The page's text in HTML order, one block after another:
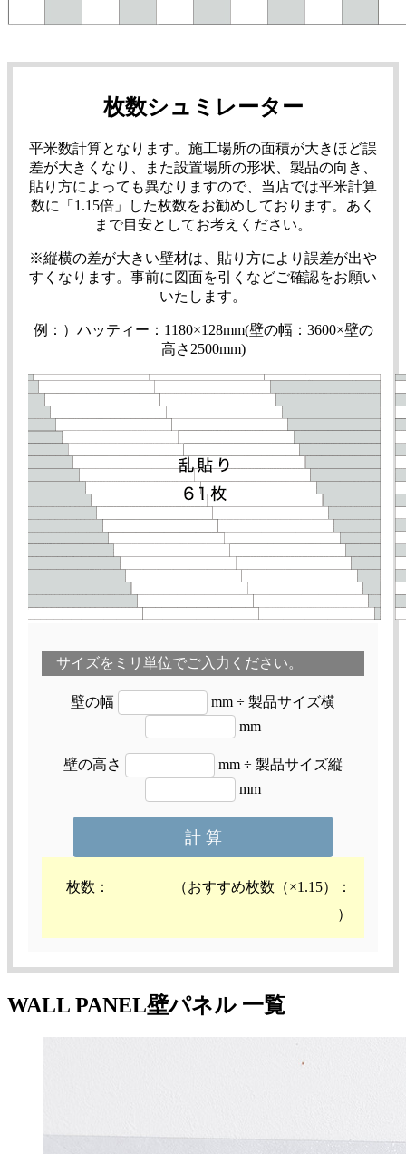
枚数シュミレーター
平米数計算となります。施工場所の面積が大きほど誤
差が大きくなり、また設置場所の形状、製品の向き、
貼り方によっても異なりますので、当店では平米計算
数に「1.15倍」した枚数をお勧めしております。あく
まで目安としてお考えください。
※縦横の差が大きい壁材は、貼り方により誤差が出や
すくなります。事前に図面を引くなどご確認をお願い
いたします。
例：）ハッティー：1180×128mm(壁の幅：3600×壁の
高さ2500mm)
サイズをミリ単位でご入力ください。
壁の幅
mm ÷ 製品サイズ横
mm
壁の高さ
mm ÷ 製品サイズ縦
mm
枚数：
（おすすめ枚数（×1.15）：
）
WALL PANEL壁パネル 一覧